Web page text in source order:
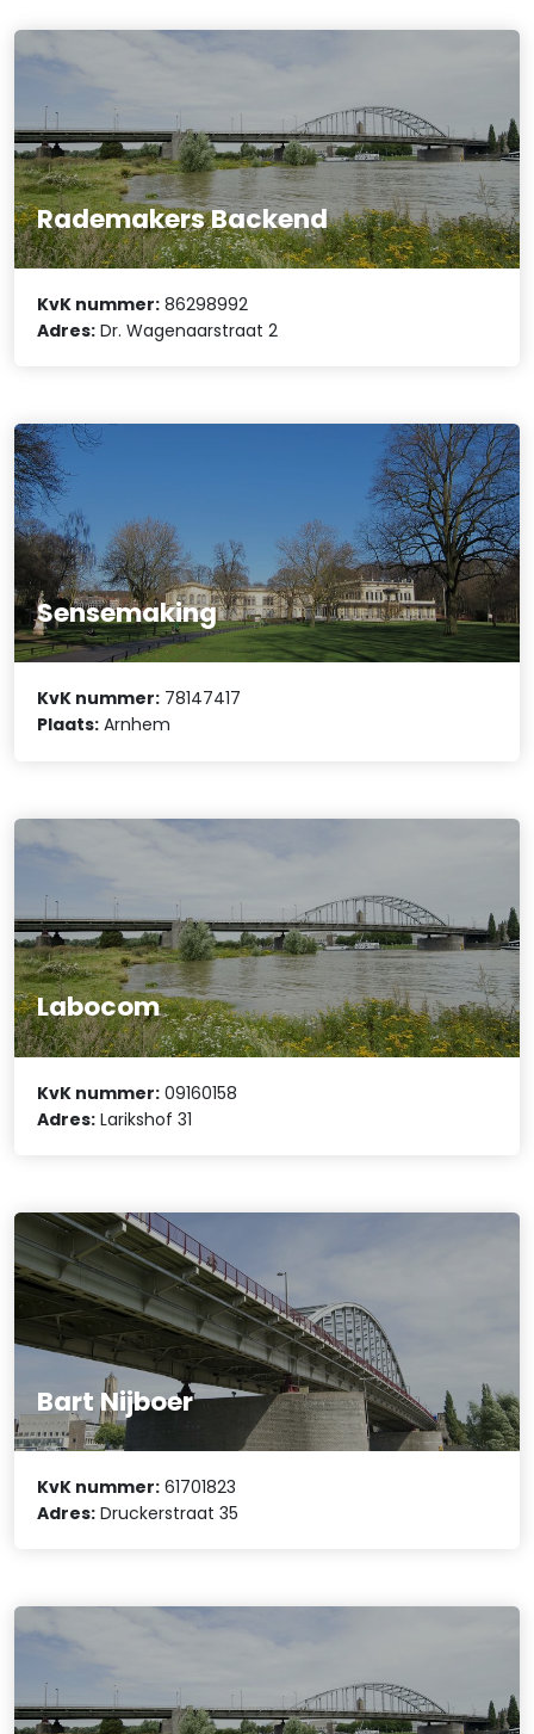
Rademakers Backend
KvK nummer: 86298992
Adres: Dr. Wagenaarstraat 2
Sensemaking
KvK nummer: 78147417
Plaats: Arnhem
Labocom
KvK nummer: 09160158
Adres: Larikshof 31
Bart Nijboer
KvK nummer: 61701823
Adres: Druckerstraat 35